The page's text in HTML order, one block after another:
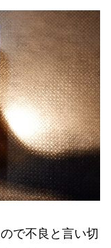
で不良と言い切